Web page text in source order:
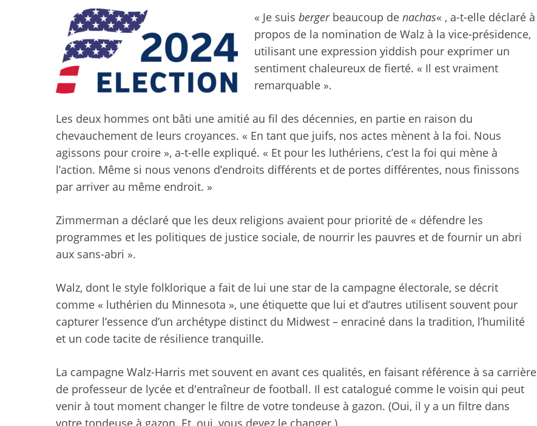
« Je suis berger beaucoup de nachas« , a-t-elle déclaré à
propos de la nomination de Walz à la vice-présidence,
utilisant une expression yiddish pour exprimer un
sentiment chaleureux de fierté. « Il est vraiment
remarquable ».
Les deux hommes ont bâti une amitié au fil des décennies, en partie en raison du
chevauchement de leurs croyances. « En tant que juifs, nos actes mènent à la foi. Nous
agissons pour croire », a-t-elle expliqué. « Et pour les luthériens, c’est la foi qui mène à
l’action. Même si nous venons d’endroits différents et de portes différentes, nous finissons
par arriver au même endroit. »
Zimmerman a déclaré que les deux religions avaient pour priorité de « défendre les
programmes et les politiques de justice sociale, de nourrir les pauvres et de fournir un abri
aux sans-abri ».
Walz, dont le style folklorique a fait de lui une star de la campagne électorale, se décrit
comme « luthérien du Minnesota », une étiquette que lui et d’autres utilisent souvent pour
capturer l’essence d’un archétype distinct du Midwest – enraciné dans la tradition, l’humilité
et un code tacite de résilience tranquille.
La campagne Walz-Harris met souvent en avant ces qualités, en faisant référence à sa carrière
de professeur de lycée et d'entraîneur de football. Il est catalogué comme le voisin qui peut
venir à tout moment changer le filtre de votre tondeuse à gazon. (Oui, il y a un filtre dans
votre tondeuse à gazon. Et, oui, vous devez le changer.)